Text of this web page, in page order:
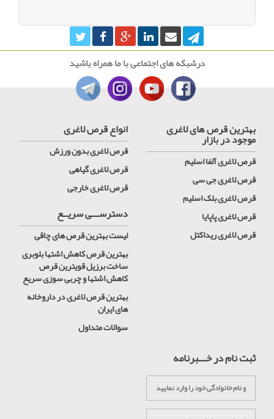
درشبکه های اجتماعی با ما همراه باشید
بهترین قرص های لاغری
موجود در بازار
قرص لاغری آلفا اسلیم
قرص لاغری جی سی
قرص لاغری بلک اسلیم
قرص لاغری پاپایا
قرص لاغری ریداکتل
انواع قرص لاغری
قرص لاغری بدون ورزش
قرص لاغری گیاهی
قرص لاغری خارجی
دسترســـی سریــع
لیست بهترین قرص های چاقی
بهترین قرص کاهش اشتها بلوبری
ساخت برزیل قویترین قرص
کاهش اشتها و چربی سوزی سریع
بهترین قرص لاغری در داروخانه
های ایران
سوالات متداول
ثبت نام در خـــبرنامه